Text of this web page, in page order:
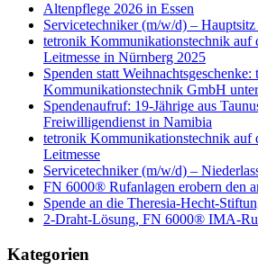
Altenpflege 2026 in Essen
Servicetechniker (m/w/d) – Hauptsitz
tetronik Kommunikationstechnik auf
Leitmesse in Nürnberg 2025
Spenden statt Weihnachtsgeschenke:
Kommunikationstechnik GmbH
Spendenaufruf: 19-Jährige aus
Freiwilligendienst in Namibia
tetronik Kommunikationstechnik auf
Leitmesse
Servicetechniker (m/w/d) –
FN 6000® Rufanlagen erobern den
Spende an die Theresia-Hecht-
2-Draht-Lösung, FN 6000® IMA-
Kategorien